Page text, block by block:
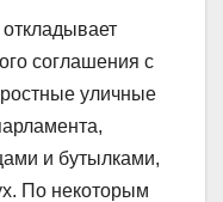
соглашения с
уличные
и бутылками,
По некоторым